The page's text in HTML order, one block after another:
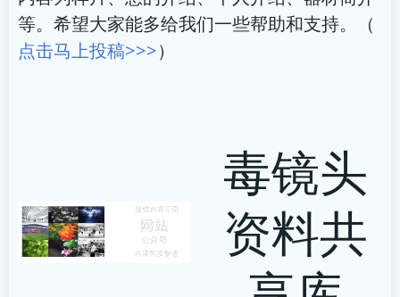
等。希望大家能多给我们一些帮助和支持。（
点击马上投稿>>>）
毒镜头
资料共